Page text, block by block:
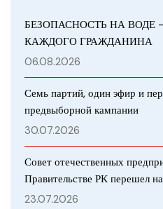
БЕЗОПАСНОСТЬ НА ВОДЕ
КАЖДОГО ГРАЖДАНИНА
06.08.2026
Семь партий, один эфир и
предвыборной кампании
30.07.2026
Совет отечественных
Правительстве РК перешел
23.07.2026